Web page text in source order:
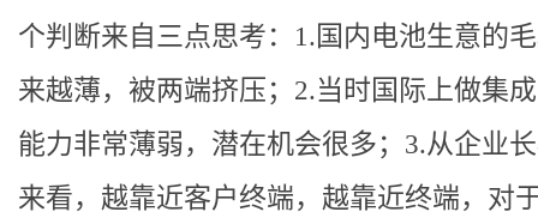
个判断来自三点思考：1.国内电池生意的
来越薄，被两端挤压；2.当时国际上做集
能力非常薄弱，潜在机会很多；3.从企业
来看，越靠近客户终端，越靠近终端，对